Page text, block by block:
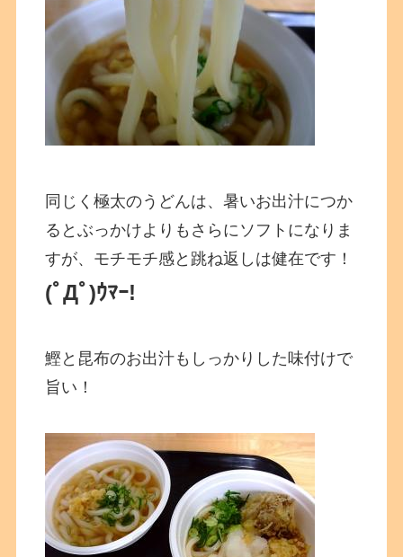
同じく極太のうどんは、暑いお出汁につか
るとぶっかけよりもさらにソフトになりま
すが、モチモチ感と跳ね返しは健在です！
(ﾟДﾟ)ｳﾏｰ!
鰹と昆布のお出汁もしっかりした味付けで
旨い！